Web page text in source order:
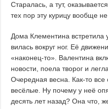
Старалась, а тут,
тех пор эту курицу вообще не
Дома Клементина встретила
вилась вокруг ног. Её
«наконец-то». Валентина
новости, поела творог и
Очередная весна. Как-то
весёлые. Ну почему у неё
десять лет назад? Она что,